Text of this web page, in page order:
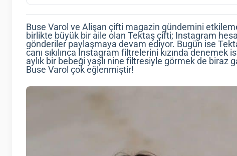
Buse Varol ve Alişan çifti magazin gündemini
birlikte büyük bir aile olan Tektaş çifti; Instagram
gönderiler paylaşmaya devam ediyor. Bugün ise
canı sıkılınca Instagram filtrelerini kızında denemek
aylık bir bebeği yaşlı nine filtresiyle görmek de biraz
Buse Varol çok eğlenmiştir!